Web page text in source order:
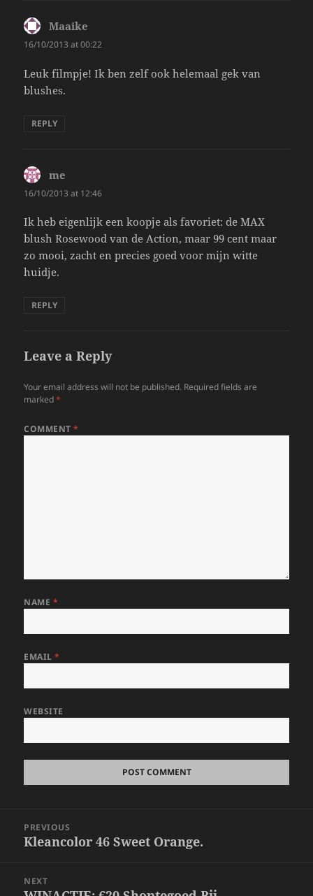
Maaike
16/10/2013 at 00:22
Leuk filmpje! Ik ben zelf ook helemaal gek van
blushes.
REPLY
me
16/10/2013 at 12:46
Ik heb eigenlijk een koopje als favoriet: de MAX
blush Rosewood van de Action, maar 99 cent maar
zo mooi, zacht en precies goed voor mijn witte
huidje.
REPLY
Leave a Reply
Your email address will not be published. Required fields are
marked*
COMMENT*
NAME *
EMAIL*
WEBSITE
navigation
PREVIOUS
Previous
Kleancolor 46 Sweet Orange.
NEXT